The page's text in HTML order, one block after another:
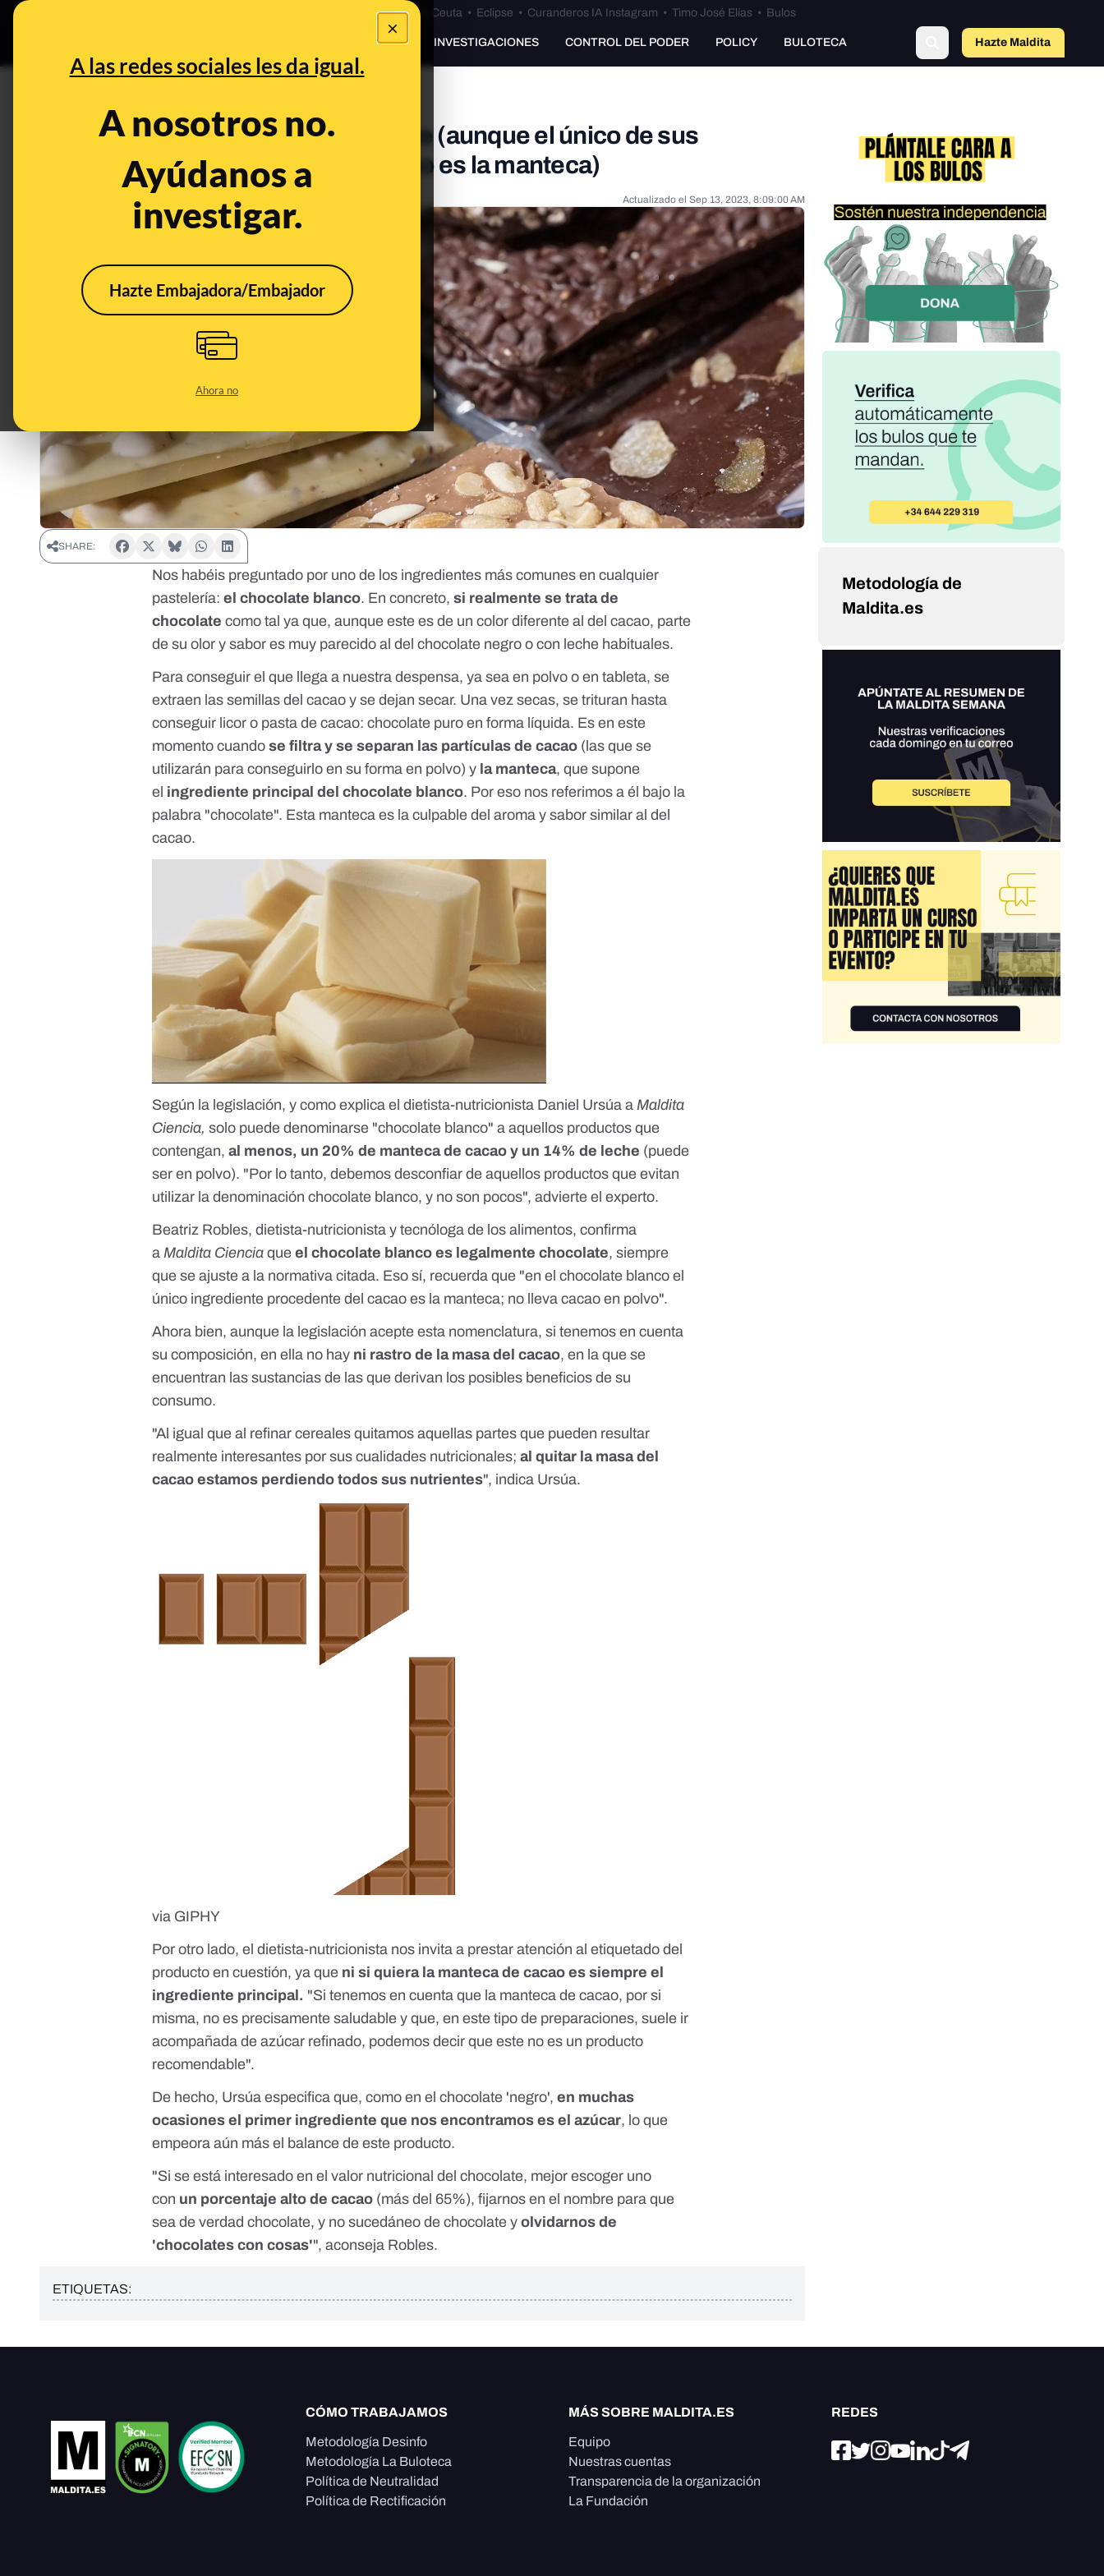
×
A las redes sociales les da igual.
A nosotros no.
Ayúdanos a
investigar.
Hazte Embajadora/Embajador
Ahora no
Especial Ceuta•Bulos Ceuta • Eclipse • Curanderos IA Instagram • Timo José Elías • Bulos
PREBUNKING INVESTIGACIONES CONTROL DEL PODER POLICY BULOTECA Hazte Maldita
Sí, el chocolate blanco es chocolate (aunque el único de sus
ingredientes que procede del cacao es la manteca)
Feb 10, 2020, 8:18:00 AM Actualizado el Sep 13, 2023, 8:09:00 AM
SHARE:
Nos habéis preguntado por uno de los ingredientes más comunes en cualquier
pastelería:el chocolate blanco. En concreto,si realmente se trata de
chocolate como tal ya que, aunque este es de un color diferente al del cacao, parte
de su olor y sabor es muy parecido al del chocolate negro o con leche habituales.
Para conseguir el que llega a nuestra despensa, ya sea en polvo o en tableta, se
extraen las semillas del cacao y se dejan secar. Una vez secas, se trituran hasta
conseguir licor o pasta de cacao: chocolate puro en forma líquida. Es en este
momento cuandose filtra y se separan las partículas de cacao (las que se
utilizarán para conseguirlo en su forma en polvo) y la manteca, que supone
el ingrediente principal del chocolate blanco. Por eso nos referimos a él bajo la
palabra "chocolate". Esta manteca es la culpable del aroma y sabor similar al del
cacao.
Según la legislación, y como explica el dietista-nutricionista Daniel Ursúa aMaldita
Ciencia, solo puede denominarse "chocolate blanco" a aquellos productos que
contengan, al menos, un 20% de manteca de cacao y un 14% de leche (puede
ser en polvo). "Por lo tanto, debemos desconfiar de aquellos productos que evitan
utilizar la denominación chocolate blanco, y no son pocos", advierte el experto.
Beatriz Robles, dietista-nutricionista y tecnóloga de los alimentos, confirma
aMaldita Ciencia que el chocolate blanco es legalmente chocolate, siempre
que se ajuste a la normativa citada. Eso sí, recuerda que "en el chocolate blanco el
único ingrediente procedente del cacao es la manteca; no lleva cacao en polvo".
Ahora bien, aunque la legislación acepte esta nomenclatura, si tenemos en cuenta
su composición, en ella no hay ni rastro de la masa del cacao, en la que se
encuentran las sustancias de las que derivan los posibles beneficios de su
consumo.
"Al igual que al refinar cereales quitamos aquellas partes que pueden resultar
realmente interesantes por sus cualidades nutricionales;al quitar la masa del
cacao estamos perdiendo todos sus nutrientes", indica Ursúa.
via GIPHY
Por otro lado, el dietista-nutricionista nos invita a prestar atención al etiquetado del
producto en cuestión, ya que ni si quiera la manteca de cacao es siempre el
ingrediente principal. "Si tenemos en cuenta que la manteca de cacao, por si
misma, no es precisamente saludable y que, en este tipo de preparaciones, suele ir
acompañada de azúcar refinado, podemos decir que este no es un producto
recomendable".
De hecho, Ursúa especifica que, como en el chocolate 'negro',en muchas
ocasiones el primer ingrediente que nos encontramos es el azúcar, lo que
empeora aún más el balance de este producto.
"Si se está interesado en el valor nutricional del chocolate, mejor escoger uno
con un porcentaje alto de cacao (más del 65%), fijarnos en el nombre para que
sea de verdad chocolate, y no sucedáneo de chocolate yolvidarnos de
'chocolates con cosas'", aconseja Robles.
ETIQUETAS:
Metodología de
Maldita.es
CÓMO TRABAJAMOS
Metodología Desinfo
Metodología La Buloteca
Política de Neutralidad
Política de Rectificación
MÁS SOBRE MALDITA.ES
Equipo
Nuestras cuentas
Transparencia de la organización
La Fundación
REDES